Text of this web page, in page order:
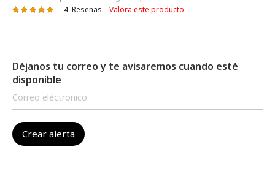
Valoración: 4 Reseñas Valora este producto
Déjanos tu correo y te avisaremos cuando esté
disponible